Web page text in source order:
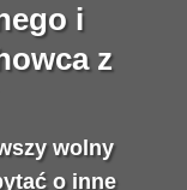
i
z
wolny
o inne